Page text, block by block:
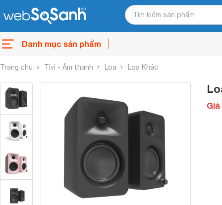
Danh mục sản phẩm
Trang chủ Tivi - Âm thanh Loa Loa Khác
Giá